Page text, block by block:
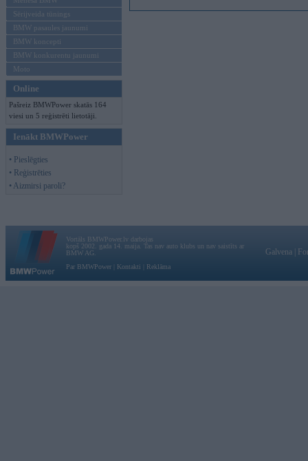
Sērijveida tūnings
BMW pasaules jaunumi
BMW koncepti
BMW konkurentu jaunumi
Moto
Online
Pašreiz BMWPower skatās 164
viesi un 5 reģistrēti lietotāji.
Ienākt BMWPower
• Pieslēgties
• Reģistrēties
• Aizmirsi paroli?
Vortāls BMWPower.lv darbojas
kopš 2002. gada 14. maija. Tas nav auto klubs un nav saistīts ar
BMW AG.
Par BMWPower
Kontakti Reklāma
Galvena